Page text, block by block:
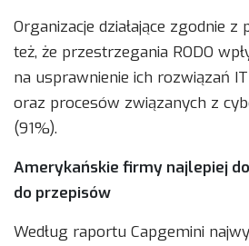
Organizacje działające zgodnie
też, że przestrzegania RODO
na usprawnienie ich rozwiązań
oraz procesów związanych z
(91%).
Amerykańskie firmy najlepiej
do przepisów
Według raportu Capgemini